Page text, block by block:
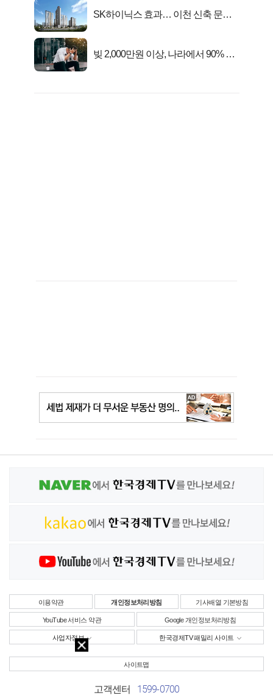
SK하이닉스 효과… 이천 신축 문의
빚 2,000만원 이상, 나라에서 90% 갚
이용약관 개인정보처리방침 기사배열 기본방침
YouTube 서비스 약관 Google 개인정보처리방침
사업자정보 한국경제TV 패밀리 사이트
사이트맵
고객센터 1599-0700